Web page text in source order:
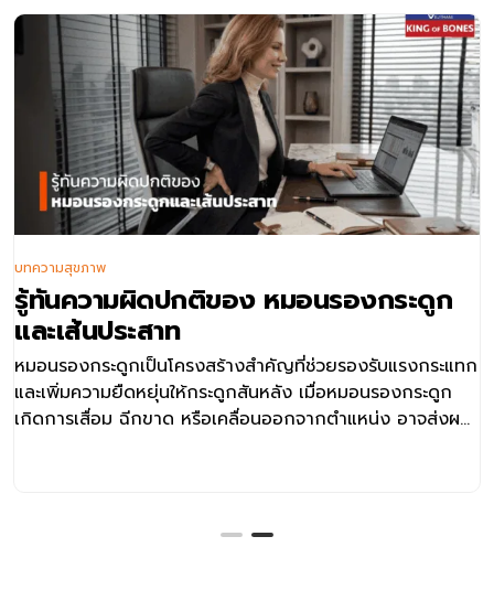
รู้ทันความผิดปกติของ หมอนรองกระดูก
และเส้นประสาท
หมอนรองกระดูกเป็นโครงสร้างสำคัญที่ช่วยรองรับแรงกระแทก
และเพิ่มความยืดหยุ่นให้กระดูกสันหลัง เมื่อหมอนรองกระดูก
เกิดการเสื่อม ฉีกขาด หรือเคลื่อนออกจากตำแหน่ง อาจส่งผล
บทความสุขภาพ